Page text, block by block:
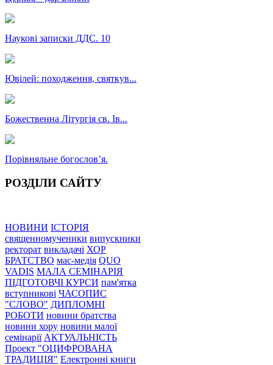
Наукові записки ДДС. 10
Ювілей: походження, святкув...
Божественна Літургія св. Ів...
Порівняльне богословʼя.
РОЗДІЛИ САЙТУ
НОВИНИ ІСТОРІЯ
священномученики випускники
ректорат викладачі ХОР
БРАТСТВО мас-медія QUO
VADIS МАЛА СЕМІНАРІЯ
ПІДГОТОВЧІ КУРСИ пам'ятка
вступникові ЧАСОПИС
"СЛОВО" ДИПЛОМНІ
РОБОТИ новини братства
новини хору новини малої
семінарії АКТУАЛЬНІСТЬ
Проект "ОЦИФРОВАНА
ТРАДИЦІЯ" Електронні книги